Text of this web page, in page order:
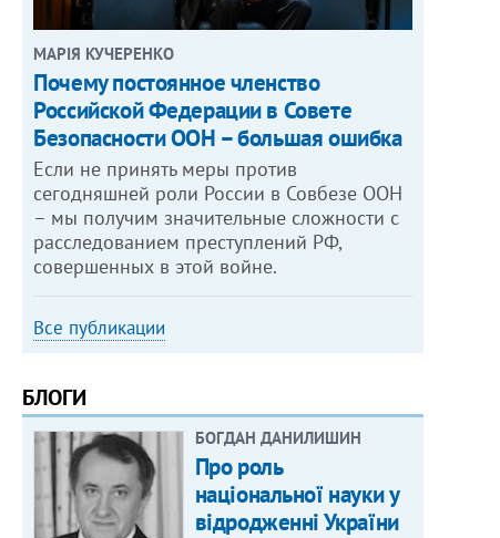
МАРІЯ КУЧЕРЕНКО
​Почему постоянное членство
Российской Федерации в Совете
Безопасности ООН – большая ошибка
Если не принять меры против
сегодняшней роли России в Совбезе ООН
– мы получим значительные сложности с
расследованием преступлений РФ,
совершенных в этой войне.
Все публикации
БЛОГИ
БОГДАН ДАНИЛИШИН
Про роль
національної науки у
відродженні України